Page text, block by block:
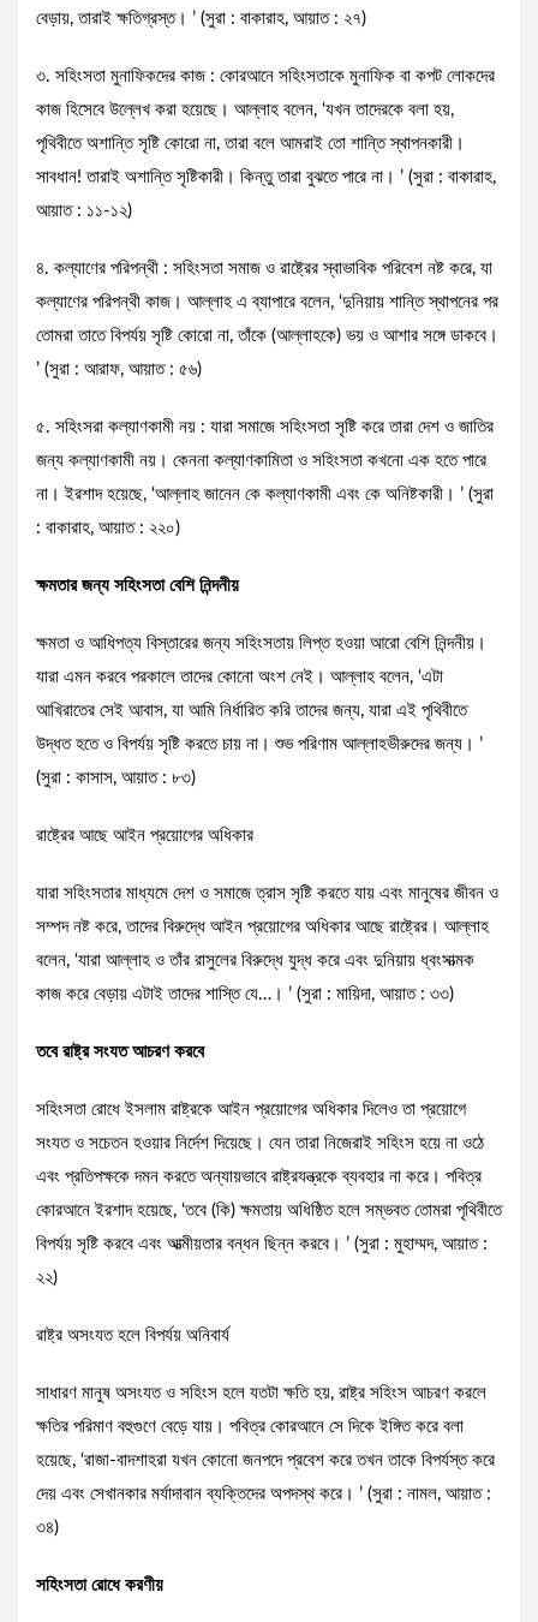
বেড়ায়, তারাই ক্ষতিগ্রস্ত। ’ (সুরা : বাকারাহ, আয়াত : ২৭)
৩. সহিংসতা মুনাফিকদের কাজ : কোরআনে সহিংসতাকে মুনাফিক বা কপট লোকদের
কাজ হিসেবে উল্লেখ করা হয়েছে। আল্লাহ বলেন, ‘যখন তাদেরকে বলা হয়,
পৃথিবীতে অশান্তি সৃষ্টি কোরো না, তারা বলে আমরাই তো শান্তি স্থাপনকারী।
সাবধান! তারাই অশান্তি সৃষ্টিকারী। কিন্তু তারা বুঝতে পারে না। ’ (সুরা : বাকারাহ,
আয়াত : ১১-১২)
৪. কল্যাণের পরিপন্থী : সহিংসতা সমাজ ও রাষ্ট্রের স্বাভাবিক পরিবেশ নষ্ট করে, যা
কল্যাণের পরিপন্থী কাজ। আল্লাহ এ ব্যাপারে বলেন, ‘দুনিয়ায় শান্তি স্থাপনের পর
তোমরা তাতে বিপর্যয় সৃষ্টি কোরো না, তাঁকে (আল্লাহকে) ভয় ও আশার সঙ্গে ডাকবে।
’ (সুরা : আরাফ, আয়াত : ৫৬)
৫. সহিংসরা কল্যাণকামী নয় : যারা সমাজে সহিংসতা সৃষ্টি করে তারা দেশ ও জাতির
জন্য কল্যাণকামী নয়। কেননা কল্যাণকামিতা ও সহিংসতা কখনো এক হতে পারে
না। ইরশাদ হয়েছে, ‘আল্লাহ জানেন কে কল্যাণকামী এবং কে অনিষ্টকারী। ’ (সুরা
: বাকারাহ, আয়াত : ২২০)
ক্ষমতার জন্য সহিংসতা বেশি নিন্দনীয়
ক্ষমতা ও আধিপত্য বিস্তারের জন্য সহিংসতায় লিপ্ত হওয়া আরো বেশি নিন্দনীয়।
যারা এমন করবে পরকালে তাদের কোনো অংশ নেই। আল্লাহ বলেন, ‘এটা
আখিরাতের সেই আবাস, যা আমি নির্ধারিত করি তাদের জন্য, যারা এই পৃথিবীতে
উদ্ধত হতে ও বিপর্যয় সৃষ্টি করতে চায় না। শুভ পরিণাম আল্লাহভীরুদের জন্য। ’
(সুরা : কাসাস, আয়াত : ৮৩)
রাষ্ট্রের আছে আইন প্রয়োগের অধিকার
যারা সহিংসতার মাধ্যমে দেশ ও সমাজে ত্রাস সৃষ্টি করতে যায় এবং মানুষের জীবন ও
সম্পদ নষ্ট করে, তাদের বিরুদ্ধে আইন প্রয়োগের অধিকার আছে রাষ্ট্রের। আল্লাহ
বলেন, ‘যারা আল্লাহ ও তাঁর রাসুলের বিরুদ্ধে যুদ্ধ করে এবং দুনিয়ায় ধ্বংসাত্মক
কাজ করে বেড়ায় এটাই তাদের শাস্তি যে…। ’ (সুরা : মায়িদা, আয়াত : ৩৩)
তবে রাষ্ট্র সংযত আচরণ করবে
সহিংসতা রোধে ইসলাম রাষ্ট্রকে আইন প্রয়োগের অধিকার দিলেও তা প্রয়োগে
সংযত ও সচেতন হওয়ার নির্দেশ দিয়েছে। যেন তারা নিজেরাই সহিংস হয়ে না ওঠে
এবং প্রতিপক্ষকে দমন করতে অন্যায়ভাবে রাষ্ট্রযন্ত্রকে ব্যবহার না করে। পবিত্র
কোরআনে ইরশাদ হয়েছে, ‘তবে (কি) ক্ষমতায় অধিষ্ঠিত হলে সম্ভবত তোমরা পৃথিবীতে
বিপর্যয় সৃষ্টি করবে এবং আত্মীয়তার বন্ধন ছিন্ন করবে। ’ (সুরা : মুহাম্মদ, আয়াত :
২২)
রাষ্ট্র অসংযত হলে বিপর্যয় অনিবার্য
সাধারণ মানুষ অসংযত ও সহিংস হলে যতটা ক্ষতি হয়, রাষ্ট্র সহিংস আচরণ করলে
ক্ষতির পরিমাণ বহুগুণে বেড়ে যায়। পবিত্র কোরআনে সে দিকে ইঙ্গিত করে বলা
হয়েছে, ‘রাজা-বাদশাহরা যখন কোনো জনপদে প্রবেশ করে তখন তাকে বিপর্যস্ত করে
দেয় এবং সেখানকার মর্যাদাবান ব্যক্তিদের অপদস্থ করে। ’ (সুরা : নামল, আয়াত :
৩৪)
সহিংসতা রোধে করণীয়